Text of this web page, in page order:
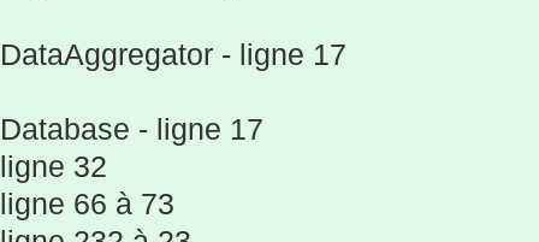
DataAggregator - ligne 17
Database - ligne 17
ligne 32
ligne 66 à 73